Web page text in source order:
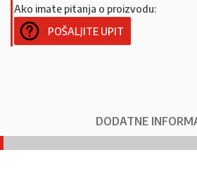
Ako imate pitanja o proizvodu:
POŠALJITE UPIT
DODATNE